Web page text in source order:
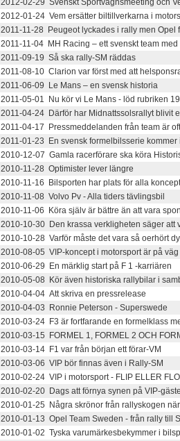
2012-01-24 Vem ersätter biltillverkarna i
2011-11-28 Peugeot lyckades i rally men Opel
2011-11-04 MH Racing – ett svenskt team
2011-09-19 Så ska rally-SM räddas
2011-08-10 Clarion var först med att
2011-06-09 Le Mans – en svensk historia
2011-05-01 Nu kör vi Le Mans - löd rubriken
2011-04-24 Därför har Midnattssolsrallyt blivit
2011-04-17 Pressmeddelanden från team är
2011-01-23 En svensk formelbilsserie kommer
2010-12-07 Gamla racerförare ska köra
2010-11-28 Optimister lever längre
2010-11-16 Bilsporten har plats för alla
2010-11-08 Volvo Pv - Alla tiders tävlingsbil
2010-11-06 Köra själv är bättre än att vara
2010-10-30 Den krassa verkligheten säger att
2010-10-28 Varför måste det vara så oerhört
2010-08-05 VIP-koncept i motorsport är på väg
2010-06-29 En märklig start på F 1 -karriären
2010-05-08 Kör även historiska rallybilar i
2010-04-04 Att skriva en pressrelease
2010-04-03 Ronnie Peterson - Superswede
2010-03-24 F3 är fortfarande en formelklass
2010-03-15 FORMEL 1, FORMEL 2 OCH
2010-03-14 F1 var från början ett förar-VM
2010-03-06 VIP bör finnas även i Rally-SM
2010-02-24 VIP i motorsport - FLIP ELLER
2010-02-20 Dags att förnya synen på VIP-
2010-01-25 Några skrönor från rallyskogen
2010-01-13 Opel Team Sweden - från rally till
2010-01-02 Tyska varumärkesbekymmer i